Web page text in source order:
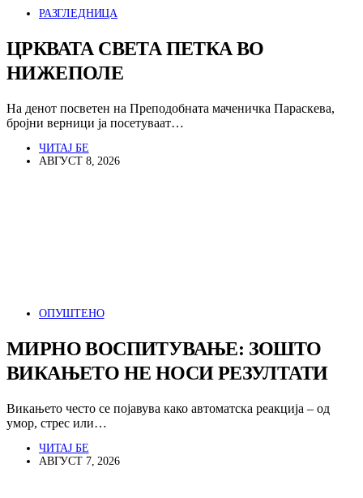
РАЗГЛЕДНИЦА
ЦРКВАТА СВЕТА ПЕТКА ВО
НИЖЕПОЛЕ
На денот посветен на Преподобната маченичка Параскева,
бројни верници ја посетуваат…
ЧИТАЈ БЕ
АВГУСТ 8, 2026
ОПУШТЕНО
МИРНО ВОСПИТУВАЊЕ: ЗОШТО
ВИКАЊЕТО НЕ НОСИ РЕЗУЛТАТИ
Викањето често се појавува како автоматска реакција – од
умор, стрес или…
ЧИТАЈ БЕ
АВГУСТ 7, 2026